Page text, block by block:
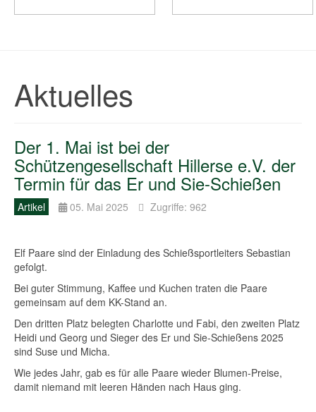
Aktuelles
Der 1. Mai ist bei der
Schützengesellschaft Hillerse e.V. der
Termin für das Er und Sie-Schießen
Artikel 05. Mai 2025 Zugriffe: 962
Elf Paare sind der Einladung des Schießsportleiters Sebastian
gefolgt.
Bei guter Stimmung, Kaffee und Kuchen traten die Paare
gemeinsam auf dem KK-Stand an.
Den dritten Platz belegten Charlotte und Fabi, den zweiten Platz
Heidi und Georg und Sieger des Er und Sie-Schießens 2025
sind Suse und Micha.
Wie jedes Jahr, gab es für alle Paare wieder Blumen-Preise,
damit niemand mit leeren Händen nach Haus ging.